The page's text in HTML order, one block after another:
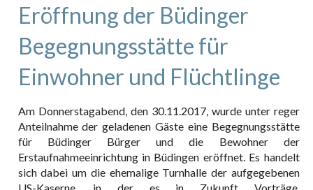
Eröffnung der Büdinger
Begegnungsstätte für
Einwohner und Flüchtlinge
Am Donnerstagabend, den 30.11.2017, wurde unter reger
Anteilnahme der geladenen Gäste eine Begegnungsstätte
für Büdinger Bürger und die Bewohner der
Erstaufnahmeeinrichtung in Büdingen eröffnet. Es handelt
sich dabei um die ehemalige Turnhalle der aufgegebenen